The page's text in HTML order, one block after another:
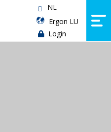
Ergon LU
Login
NL